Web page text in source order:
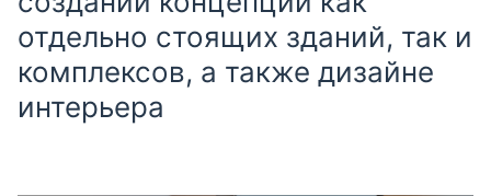
отдельно стоящих зданий, так и
комплексов, а также дизайне
интерьера